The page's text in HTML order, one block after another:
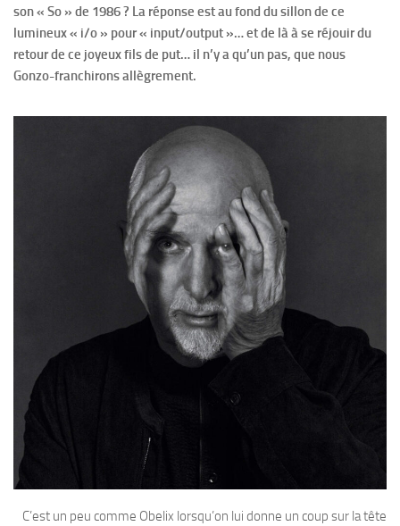
son « So » de 1986 ? La réponse est au fond du sillon de ce
lumineux « i/o » pour « input/output »… et de là à se réjouir du
retour de ce joyeux fils de put… il n’y a qu’un pas, que nous
Gonzo-franchirons allègrement.
C’est un peu comme Obelix lorsqu’on lui donne un coup sur la tête